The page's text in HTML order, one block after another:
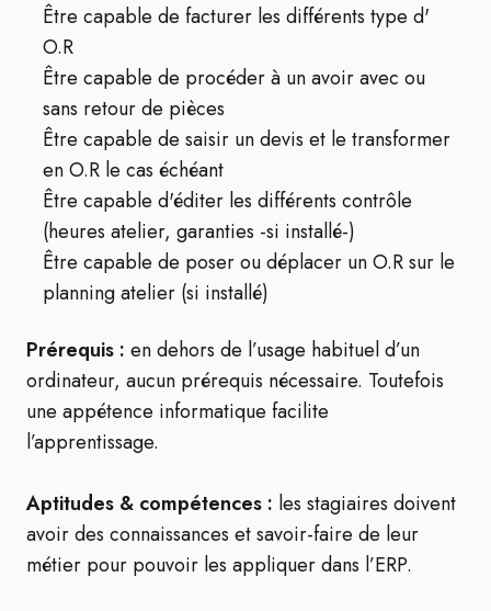
Être capable de facturer les différents type d'
O.R
Être capable de procéder à un avoir avec ou
sans retour de pièces
Être capable de saisir un devis et le transformer
en O.R le cas échéant
Être capable d'éditer les différents contrôle
(heures atelier, garanties -si installé-)
Être capable de poser ou déplacer un O.R sur le
planning atelier (si installé)
Prérequis : en dehors de l’usage habituel d’un
ordinateur, aucun prérequis nécessaire. Toutefois
une appétence informatique facilite
l’apprentissage.
Aptitudes & compétences : les stagiaires doivent
avoir des connaissances et savoir-faire de leur
métier pour pouvoir les appliquer dans l’ERP.